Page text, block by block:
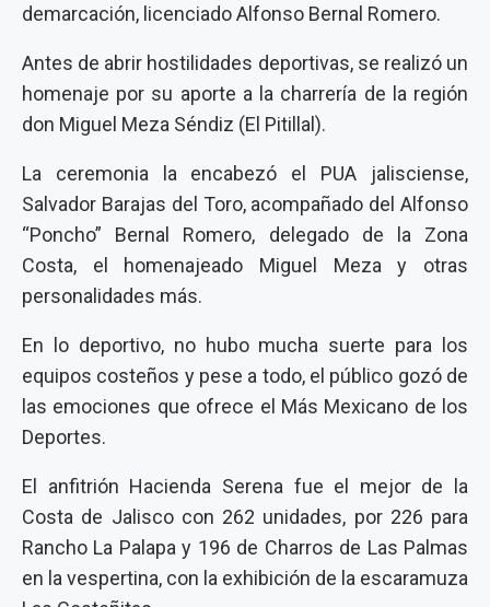
demarcación, licenciado Alfonso Bernal Romero.
Antes de abrir hostilidades deportivas, se realizó un
homenaje por su aporte a la charrería de la región
don Miguel Meza Séndiz (El Pitillal).
La ceremonia la encabezó el PUA jalisciense,
Salvador Barajas del Toro, acompañado del Alfonso
“Poncho” Bernal Romero, delegado de la Zona
Costa, el homenajeado Miguel Meza y otras
personalidades más.
En lo deportivo, no hubo mucha suerte para los
equipos costeños y pese a todo, el público gozó de
las emociones que ofrece el Más Mexicano de los
Deportes.
El anfitrión Hacienda Serena fue el mejor de la
Costa de Jalisco con 262 unidades, por 226 para
Rancho La Palapa y 196 de Charros de Las Palmas
en la vespertina, con la exhibición de la escaramuza